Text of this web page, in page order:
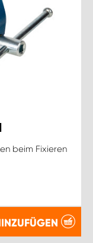
beim Fixieren